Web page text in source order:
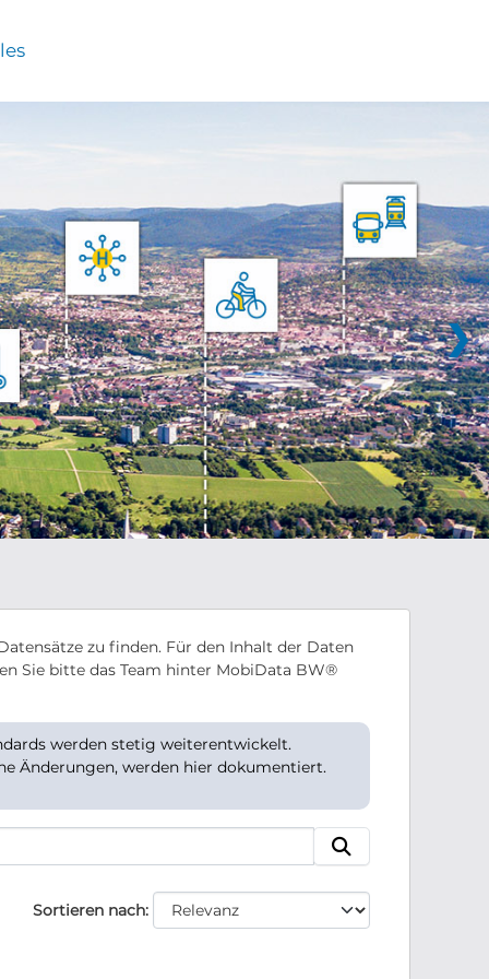
❯
zu finden. Für den Inhalt der Daten
Sie bitte das Team hinter MobiData BW®
werden stetig weiterentwickelt.
Änderungen, werden hier dokumentiert.
Sortieren nach